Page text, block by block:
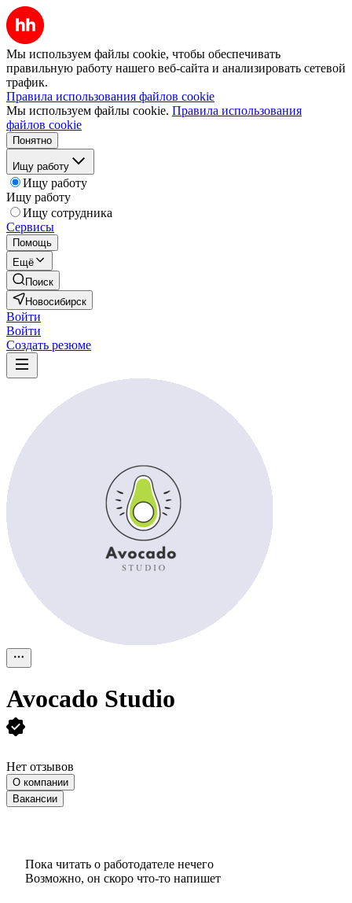
Мы используем файлы cookie, чтобы обеспечивать
правильную работу нашего веб-сайта и анализировать сетевой
трафик.
Правила использования файлов cookie
Мы используем файлы cookie. Правила использования
файлов cookie
Понятно
Ищу работу
Ищу работу
Ищу работу
Ищу сотрудника
Сервисы
Помощь
Ещё
Поиск
Новосибирск
Войти
Войти
Создать резюме
Avocado Studio
Нет отзывов
О компании
Вакансии
Пока читать о работодателе нечего
Возможно, он скоро что‑то напишет